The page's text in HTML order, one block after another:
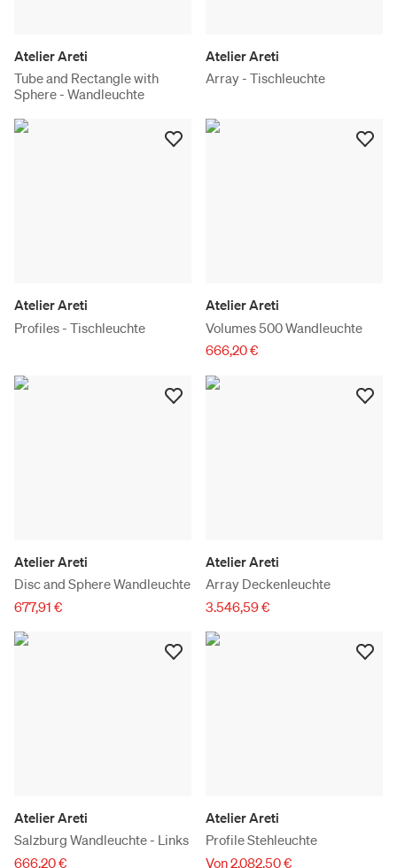
Atelier Areti
Tube and Rectangle with
Sphere - Wandleuchte
Atelier Areti
Array - Tischleuchte
Atelier Areti
Profiles - Tischleuchte
Atelier Areti
Volumes 500 Wandleuchte
666,20 €
Atelier Areti
Disc and Sphere Wandleuchte
677,91 €
Atelier Areti
Array Deckenleuchte
3.546,59 €
Atelier Areti
Salzburg Wandleuchte - Links
666,20 €
Atelier Areti
Profile Stehleuchte
Von 2.082,50 €